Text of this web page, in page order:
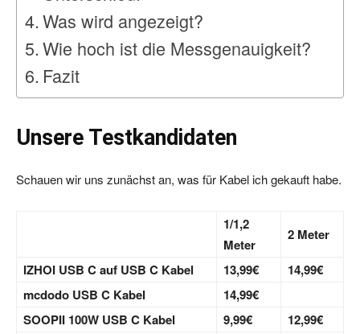
Was wird angezeigt?
Wie hoch ist die Messgenauigkeit?
Fazit
Unsere Testkandidaten
Schauen wir uns zunächst an, was für Kabel ich gekauft habe.
1/1,2
Meter
2 Meter
IZHOI USB C auf USB C Kabel
13,99€
14,99€
mcdodo USB C Kabel
14,99€
SOOPII 100W USB C Kabel
9,99€
12,99€